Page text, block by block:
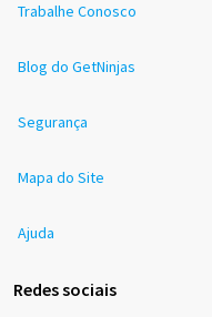
Trabalhe Conosco
Blog do GetNinjas
Segurança
Mapa do Site
Ajuda
Redes sociais